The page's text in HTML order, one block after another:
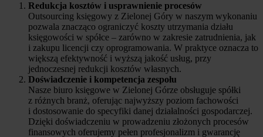
Redukcja kosztów i usprawnienie procesów
Outsourcing księgowy z Zielonej Góry w naszym wykonaniu
pozwala znacząco ograniczyć koszty utrzymania działu
księgowości w spółce – zarówno w zakresie zatrudnienia, jak
i zakupu licencji czy oprogramowania. W praktyce oznacza to
większą efektywność i wyższą jakość usług, przy
jednoczesnej redukcji kosztów własnych.
Doświadczenie i kompetencja zespołu
Nasze biuro księgowe w Zielonej Górze obsługuje spółki
z różnych branż, oferując najwyższy poziom fachowości
i dostosowanie do specyfiki danej działalności gospodarczej.
Dzięki doświadczeniu w prowadzeniu złożonych procesów
finansowych oferujemy pełen profesjonalizm i gwarancję